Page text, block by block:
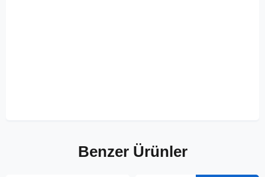
Benzer Ürünler